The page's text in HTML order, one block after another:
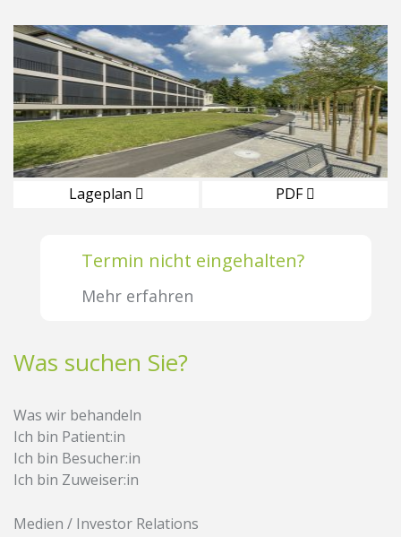
Lageplan PDF
Termin nicht eingehalten?
Mehr erfahren
Was suchen Sie?
Was wir behandeln
Ich bin Patient:in
Ich bin Besucher:in
Ich bin Zuweiser:in
Medien / Investor Relations